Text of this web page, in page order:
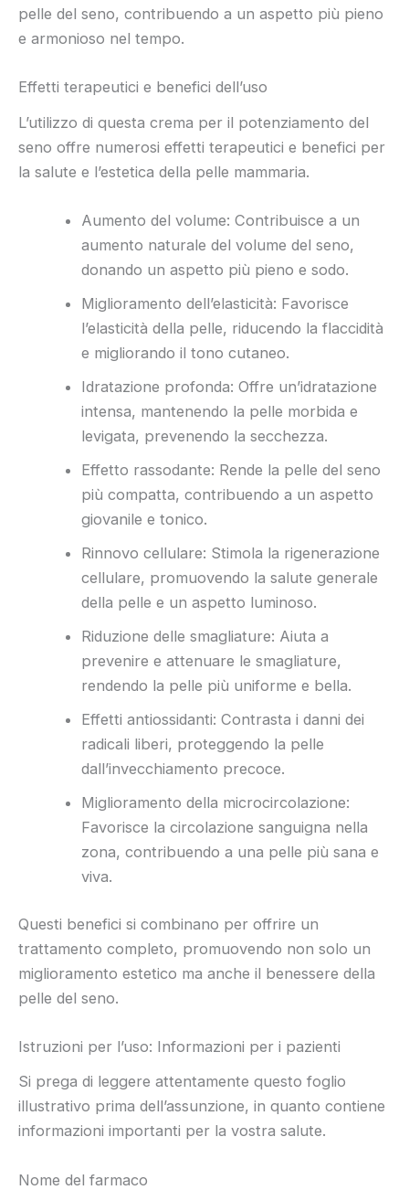
pelle del seno, contribuendo a un aspetto più pieno
e armonioso nel tempo.
Effetti terapeutici e benefici dell’uso
L’utilizzo di questa crema per il potenziamento del
seno offre numerosi effetti terapeutici e benefici per
la salute e l’estetica della pelle mammaria.
Aumento del volume: Contribuisce a un
aumento naturale del volume del seno,
donando un aspetto più pieno e sodo.
Miglioramento dell’elasticità: Favorisce
l’elasticità della pelle, riducendo la flaccidità
e migliorando il tono cutaneo.
Idratazione profonda: Offre un’idratazione
intensa, mantenendo la pelle morbida e
levigata, prevenendo la secchezza.
Effetto rassodante: Rende la pelle del seno
più compatta, contribuendo a un aspetto
giovanile e tonico.
Rinnovo cellulare: Stimola la rigenerazione
cellulare, promuovendo la salute generale
della pelle e un aspetto luminoso.
Riduzione delle smagliature: Aiuta a
prevenire e attenuare le smagliature,
rendendo la pelle più uniforme e bella.
Effetti antiossidanti: Contrasta i danni dei
radicali liberi, proteggendo la pelle
dall’invecchiamento precoce.
Miglioramento della microcircolazione:
Favorisce la circolazione sanguigna nella
zona, contribuendo a una pelle più sana e
viva.
Questi benefici si combinano per offrire un
trattamento completo, promuovendo non solo un
miglioramento estetico ma anche il benessere della
pelle del seno.
Istruzioni per l’uso: Informazioni per i pazienti
Si prega di leggere attentamente questo foglio
illustrativo prima dell’assunzione, in quanto contiene
informazioni importanti per la vostra salute.
Nome del farmaco